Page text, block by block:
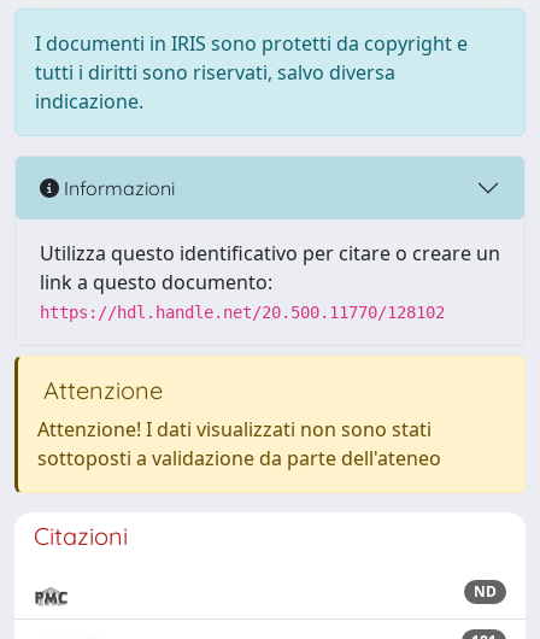
I documenti in IRIS sono protetti da copyright e
tutti i diritti sono riservati, salvo diversa
indicazione.
Informazioni
Utilizza questo identificativo per citare o creare un
link a questo documento:
https://hdl.handle.net/20.500.11770/128102
Attenzione
Attenzione! I dati visualizzati non sono stati
sottoposti a validazione da parte dell'ateneo
Citazioni
ND